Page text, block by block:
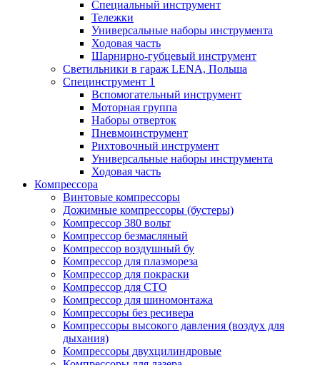
Специальный инструмент
Тележки
Универсальные наборы инструмента
Ходовая часть
Шарнирно-губцевый инструмент
Светильники в гараж LENA, Польша
Специнструмент 1
Вспомогательный инструмент
Моторная группа
Наборы отверток
Пневмоинструмент
Рихтовочный инструмент
Универсальные наборы инструмента
Ходовая часть
Компрессора
Винтовые компрессоры
Дожимные компрессоры (бустеры)
Компрессор 380 вольт
Компрессор безмасляный
Компрессор воздушный бу
Компрессор для плазмореза
Компрессор для покраски
Компрессор для СТО
Компрессор для шиномонтажа
Компрессоры без ресивера
Компрессоры высокого давления (воздух для
дыхания)
Компрессоры двухцилиндровые